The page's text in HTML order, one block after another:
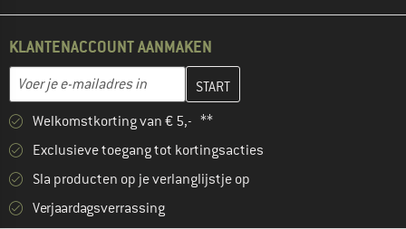
KLANTENACCOUNT AANMAKEN
E-mailadres
Vul je e-mailadres hier in en maak in de volgende stap je
Welkomstkorting van € 5,- **
Exclusieve toegang tot kortingsacties
Sla producten op je verlanglijstje op
Verjaardagsverrassing